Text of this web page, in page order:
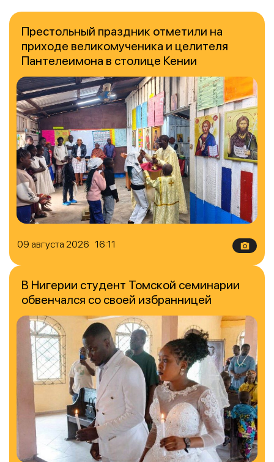
09 августа 2026 16:11
Престольный праздник отметили на
приходе великомученика и целителя
Пантелеимона в столице Кении
В Нигерии студент Томской семинарии
обвенчался со своей избранницей